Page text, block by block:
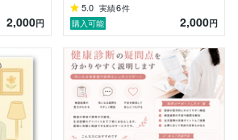
て気になっている
治療方針に悩んでいる
え込んでいることがある
せん。
はないけれど少し相談したい。
にくい。
2,000円
5.0 実績6件
購入可能
2,000円